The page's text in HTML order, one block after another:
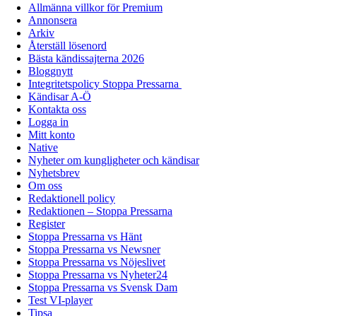
Allmänna villkor för Premium
Annonsera
Arkiv
Återställ lösenord
Bästa kändissajterna 2026
Bloggnytt
Integritetspolicy Stoppa Pressarna
Kändisar A-Ö
Kontakta oss
Logga in
Mitt konto
Native
Nyheter om kungligheter och kändisar
Nyhetsbrev
Om oss
Redaktionell policy
Redaktionen – Stoppa Pressarna
Register
Stoppa Pressarna vs Hänt
Stoppa Pressarna vs Newsner
Stoppa Pressarna vs Nöjeslivet
Stoppa Pressarna vs Nyheter24
Stoppa Pressarna vs Svensk Dam
Test VI-player
Tipsa